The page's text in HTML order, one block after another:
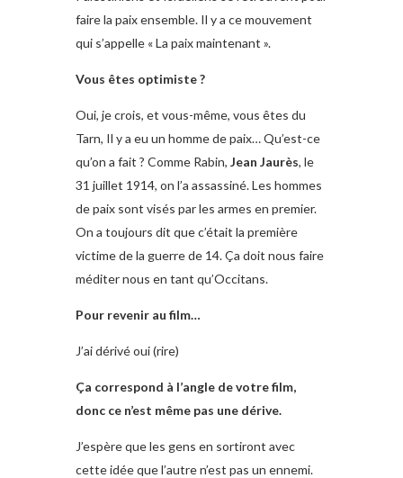
faire la paix ensemble. Il y a ce mouvement
qui s’appelle « La paix maintenant ».
Vous êtes optimiste ?
Oui, je crois, et vous-même, vous êtes du
Tarn, Il y a eu un homme de paix… Qu’est-ce
qu’on a fait ? Comme Rabin, Jean Jaurès, le
31 juillet 1914, on l’a assassiné. Les hommes
de paix sont visés par les armes en premier.
On a toujours dit que c’était la première
victime de la guerre de 14. Ça doit nous faire
méditer nous en tant qu’Occitans.
Pour revenir au film…
J’ai dérivé oui (rire)
Ça correspond à l’angle de votre film,
donc ce n’est même pas une dérive.
J’espère que les gens en sortiront avec
cette idée que l’autre n’est pas un ennemi.